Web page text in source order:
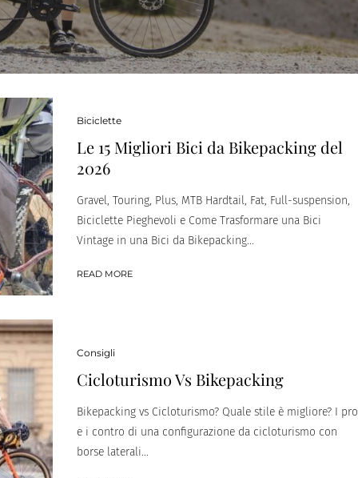
Biciclette
Le 15 Migliori Bici da Bikepacking del
2026
Gravel, Touring, Plus, MTB Hardtail, Fat, Full-suspension,
Biciclette Pieghevoli e Come Trasformare una Bici
Vintage in una Bici da Bikepacking...
READ MORE
Consigli
Cicloturismo Vs Bikepacking
Bikepacking vs Cicloturismo? Quale stile è migliore? I pro
e i contro di una configurazione da cicloturismo con
borse laterali...